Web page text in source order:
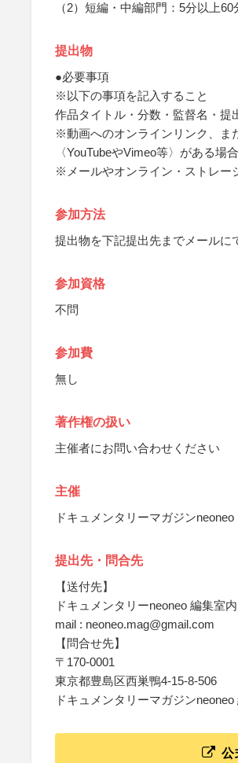
（2）短編・中編部門：5分以上
提出物
●必要事項
※以下の事項を記入すること
作品タイトル・分数・監督名・提
※動画へのオンラインリンク、ま
〈YouTubeやVimeo等〉がある場
※メールやオンライン・ストレー
参加方法
提出物を下記提出先までメールに
参加資格
不問
参加費
無し
著作権の扱い
主催者にお問い合わせください
主催
ドキュメンタリーマガジンneoneo
提出先・問合先
【送付先】
ドキュメンタリーneoneo 編集室
mail : neoneo.mag@gmail.com
【問合せ先】
〒170-0001
東京都豊島区西巣鴨4-15-8-506
ドキュメンタリーマガジンneoneo
公